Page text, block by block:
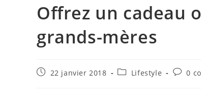
Offrez un cadeau
grands-mères
Publication
22 janvier 2018
PostLifestyle 0